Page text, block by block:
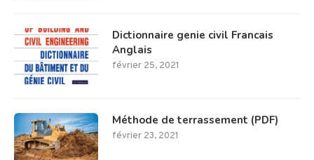
Dictionnaire genie civil Francais
Anglais
février 25, 2021
Méthode de terrassement (PDF)
février 23, 2021